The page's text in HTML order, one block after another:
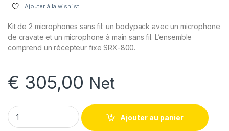
Ajouter à la wishlist
Kit de 2 microphones sans fil: un bodypack avec un microphone
de cravate et un microphone à main sans fil. L’ensemble
comprend un récepteur fixe SRX-800.
€ 305,00 Net
Kit de transmission audio sans fil Okayo/ microphone sans
Ajouter au panier